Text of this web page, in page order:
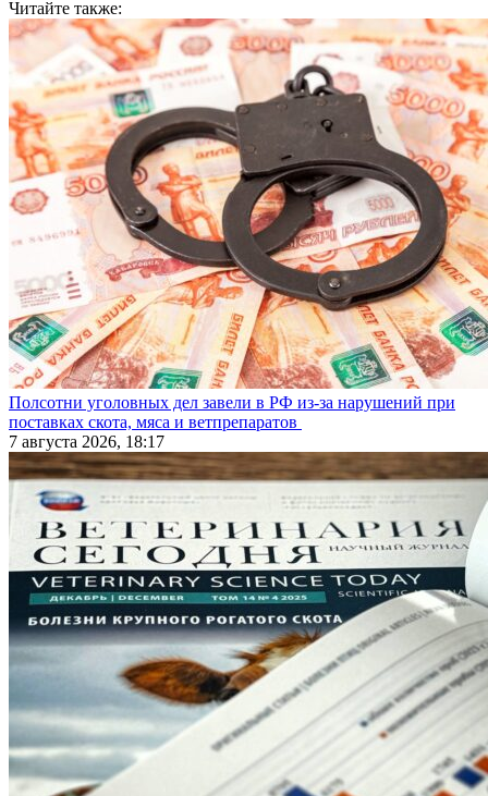
Читайте также:
Полсотни уголовных дел завели в РФ из-за нарушений при
поставках скота, мяса и ветпрепаратов
7 августа 2026, 18:17